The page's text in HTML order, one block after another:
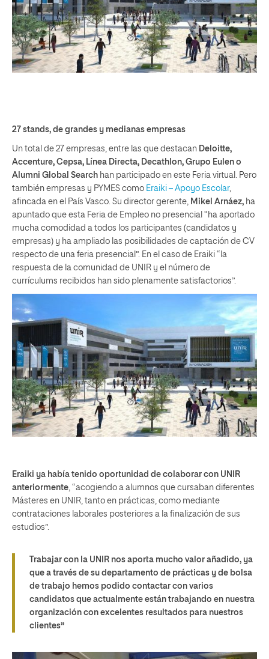
27 stands, de grandes y medianas empresas
Un total de 27 empresas, entre las que destacan Deloitte,
Accenture, Cepsa, Línea Directa, Decathlon, Grupo Eulen o
Alumni Global Search han participado en este Feria virtual. Pero
también empresas y PYMES como Eraiki – Apoyo Escolar,
afincada en el País Vasco. Su director gerente, Mikel Arnáez, ha
apuntado que esta Feria de Empleo no presencial “ha aportado
mucha comodidad a todos los participantes (candidatos y
empresas) y ha ampliado las posibilidades de captación de CV
respecto de una feria presencial”. En el caso de Eraiki “la
respuesta de la comunidad de UNIR y el número de
currículums recibidos han sido plenamente satisfactorios”.
Eraiki ya había tenido oportunidad de colaborar con UNIR
anteriormente, “acogiendo a alumnos que cursaban diferentes
Másteres en UNIR, tanto en prácticas, como mediante
contrataciones laborales posteriores a la finalización de sus
estudios”.
Trabajar con la UNIR nos aporta mucho valor añadido, ya
que a través de su departamento de prácticas y de bolsa
de trabajo hemos podido contactar con varios
candidatos que actualmente están trabajando en nuestra
organización con excelentes resultados para nuestros
clientes”